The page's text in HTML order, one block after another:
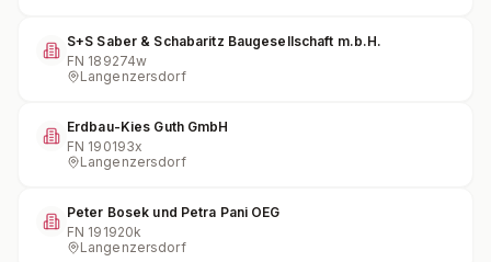
S+S Saber & Schabaritz Baugesellschaft m.b.H.
FN 189274w
Langenzersdorf
Erdbau-Kies Guth GmbH
FN 190193x
Langenzersdorf
Peter Bosek und Petra Pani OEG
FN 191920k
Langenzersdorf